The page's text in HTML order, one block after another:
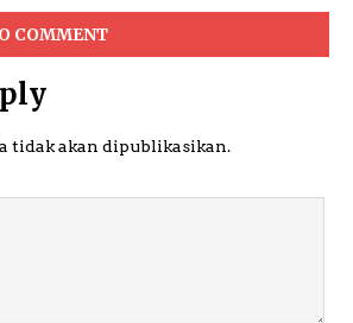
COMMENT
tidak akan dipublikasikan.